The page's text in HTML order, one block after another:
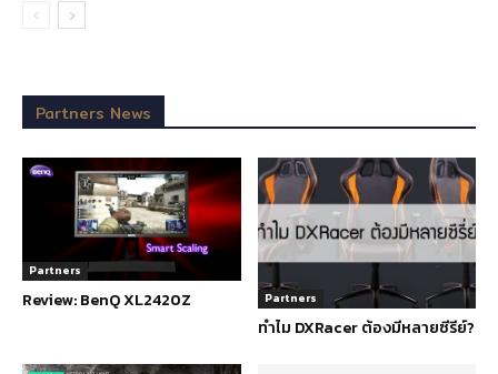
Partners News
Partners
Review: BenQ XL2420Z Partners
ทำไม DXRacer ต้องมีหลายซีรีย์?